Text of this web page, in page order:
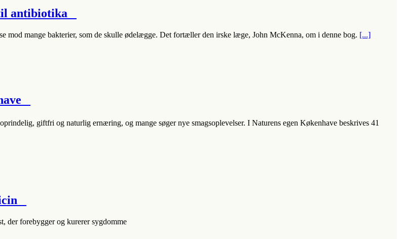
antibiotika
mod mange bakterier, som de skulle ødelægge. Det fortæller den irske læge, John McKenna, om i denne bog. [...]
giftfri og naturlig ernæring, og mange søger nye smagsoplevelser. I Naturens egen Køkenhave beskrives 41
der forebygger og kurerer sygdomme